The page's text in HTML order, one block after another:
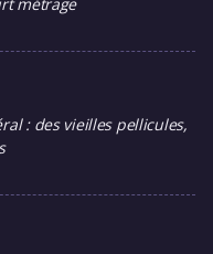
: des vieilles pellicules,